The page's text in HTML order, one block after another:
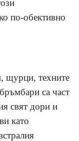
по-обективно
щурци, техните
са част
свят дори и
като